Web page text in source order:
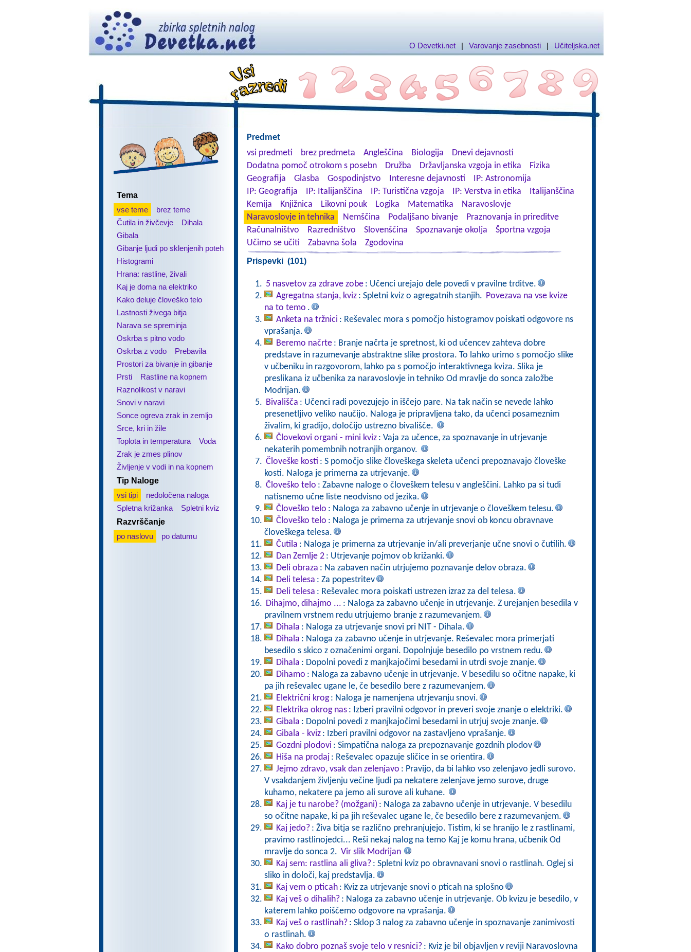
O Devetki.net | Varovanje zasebnosti | Učiteljska.net
Tema
vse teme
brez teme
Čutila in živčevje
Dihala
Gibala
Gibanje ljudi po sklenjenih poteh
Histogrami
Hrana: rastline, živali
Kaj je doma na elektriko
Kako deluje človeško telo
Lastnosti živega bitja
Narava se spreminja
Oskrba s pitno vodo
Oskrba z vodo
Prebavila
Prostori za bivanje in gibanje
Prsti
Rastline na kopnem
Raznolikost v naravi
Snovi v naravi
Sonce ogreva zrak in zemljo
Srce, kri in žile
Toplota in temperatura
Voda
Zrak je zmes plinov
Življenje v vodi in na kopnem
Tip Naloge
vsi tipi
nedoločena naloga
Spletna križanka
Spletni kviz
Razvrščanje
po naslovu
po datumu
Predmet
vsi predmeti
brez predmeta Angleščina Biologija
Dnevi dejavnosti
Dodatna pomoč otrokom s posebn
Družba Državljanska vzgoja in etika
Fizika
Geografija
Glasba Gospodinjstvo Interesne dejavnosti
IP: Astronomija
IP: Geografija
IP: Italijanščina IP: Turistična vzgoja IP: Verstva in etika
Italijanščina
Kemija
Knjižnica Likovni pouk Logika Matematika
Naravoslovje
Naravoslovje in tehnika
Nemščina Podaljšano bivanje
Praznovanja in prireditve
Računalništvo
Razredništvo Slovenščina Spoznavanje okolja
Športna vzgoja
Učimo se učiti
Zabavna šola Zgodovina
Prispevki (101)
5 nasvetov za zdrave zobe : Učenci urejajo dele povedi v pravilne trditve.
Agregatna stanja, kviz : Spletni kviz o agregatnih stanjih. Povezava na vse kvize
na to temo .
Anketa na tržnici : Reševalec mora s pomočjo histogramov poiskati odgovore ns
vprašanja.
Beremo načrte : Branje načrta je spretnost, ki od učencev zahteva dobre
predstave in razumevanje abstraktne slike prostora. To lahko urimo s pomočjo slike
v učbeniku in razgovorom, lahko pa s pomočjo interaktivnega kviza. Slika je
preslikana iz učbenika za naravoslovje in tehniko Od mravlje do sonca založbe
Modrijan.
Bivališča : Učenci radi povezujejo in iščejo pare. Na tak način se nevede lahko
presenetljivo veliko naučijo. Naloga je pripravljena tako, da učenci posameznim
živalim, ki gradijo, določijo ustrezno bivališče.
Človekovi organi - mini kviz : Vaja za učence, za spoznavanje in utrjevanje
nekaterih pomembnih notranjih organov.
Človeške kosti : S pomočjo slike človeškega skeleta učenci prepoznavajo človeške
kosti. Naloga je primerna za utrjevanje.
Človeško telo : Zabavne naloge o človeškem telesu v angleščini. Lahko pa si tudi
natisnemo učne liste neodvisno od jezika.
Človeško telo : Naloga za zabavno učenje in utrjevanje o človeškem telesu.
Človeško telo : Naloga je primerna za utrjevanje snovi ob koncu obravnave
človeškega telesa.
Čutila : Naloga je primerna za utrjevanje in/ali preverjanje učne snovi o čutilih.
Dan Zemlje 2 : Utrjevanje pojmov ob križanki.
Deli obraza : Na zabaven način utrjujemo poznavanje delov obraza.
Deli telesa : Za popestritev
Deli telesa : Reševalec mora poiskati ustrezen izraz za del telesa.
Dihajmo, dihajmo ... : Naloga za zabavno učenje in utrjevanje. Z urejanjen besedila v
pravilnem vrstnem redu utrjujemo branje z razumevanjem.
Dihala : Naloga za utrjevanje snovi pri NIT - Dihala.
Dihala : Naloga za zabavno učenje in utrjevanje. Reševalec mora primerjati
besedilo s skico z označenimi organi. Dopolnjuje besedilo po vrstnem redu.
Dihala : Dopolni povedi z manjkajočimi besedami in utrdi svoje znanje.
Dihamo : Naloga za zabavno učenje in utrjevanje. V besedilu so očitne napake, ki
pa jih reševalec ugane le, če besedilo bere z razumevanjem.
Električni krog : Naloga je namenjena utrjevanju snovi.
Elektrika okrog nas : Izberi pravilni odgovor in preveri svoje znanje o elektriki.
Gibala : Dopolni povedi z manjkajočimi besedami in utrjuj svoje znanje.
Gibala - kviz : Izberi pravilni odgovor na zastavljeno vprašanje.
Gozdni plodovi : Simpatična naloga za prepoznavanje gozdnih plodov
Hiša na prodaj : Reševalec opazuje sličice in se orientira.
Jejmo zdravo, vsak dan zelenjavo : Pravijo, da bi lahko vso zelenjavo jedli surovo.
V vsakdanjem življenju večine ljudi pa nekatere zelenjave jemo surove, druge
kuhamo, nekatere pa jemo ali surove ali kuhane.
Kaj je tu narobe? (možgani) : Naloga za zabavno učenje in utrjevanje. V besedilu
so očitne napake, ki pa jih reševalec ugane le, če besedilo bere z razumevanjem.
Kaj jedo? : Živa bitja se različno prehranjujejo. Tistim, ki se hranijo le z rastlinami,
pravimo rastlinojedci... Reši nekaj nalog na temo Kaj je komu hrana, učbenik Od
mravlje do sonca 2. Vir slik Modrijan
Kaj sem: rastlina ali gliva? : Spletni kviz po obravnavani snovi o rastlinah. Oglej si
sliko in določi, kaj predstavlja.
Kaj vem o pticah : Kviz za utrjevanje snovi o pticah na splošno
Kaj veš o dihalih? : Naloga za zabavno učenje in utrjevanje. Ob kvizu je besedilo, v
katerem lahko poiščemo odgovore na vprašanja.
Kaj veš o rastlinah? : Sklop 3 nalog za zabavno učenje in spoznavanje zanimivosti
o rastlinah.
Kako dobro poznaš svoje telo v resnici? : Kviz je bil objavljen v reviji Naravoslovna